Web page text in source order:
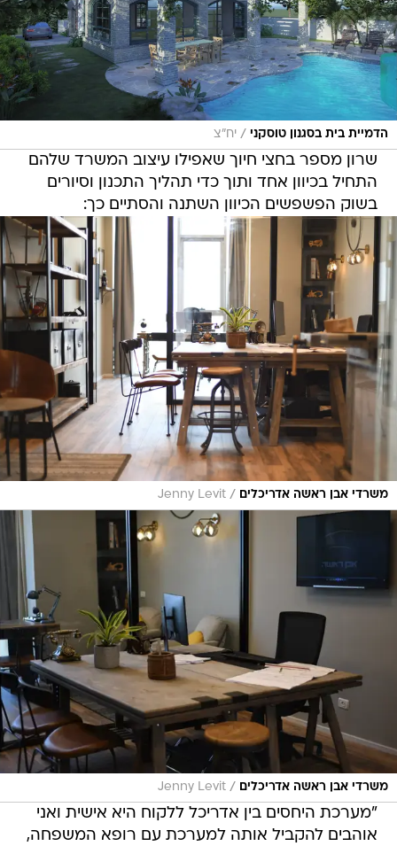
הדמיית בית בסגנון טוסקני / יח"צ
שרון מספר בחצי חיוך שאפילו עיצוב המשרד שלהם
התחיל בכיוון אחד ותוך כדי תהליך התכנון וסיורים
בשוק הפשפשים הכיוון השתנה והסתיים כך:
משרדי אבן ראשה אדריכלים /
Jenny Levit
משרדי אבן ראשה אדריכלים /
Jenny Levit
"מערכת היחסים בין אדריכל ללקוח היא אישית ואני
אוהבים להקביל אותה למערכת עם רופא המשפחה,